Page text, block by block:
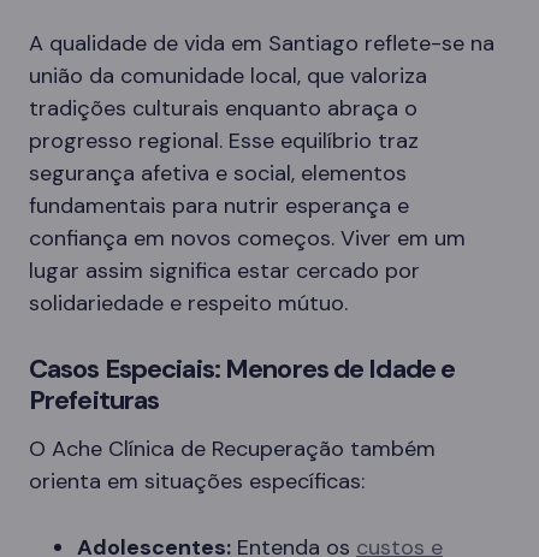
A qualidade de vida em Santiago reflete-se na
união da comunidade local, que valoriza
tradições culturais enquanto abraça o
progresso regional. Esse equilíbrio traz
segurança afetiva e social, elementos
fundamentais para nutrir esperança e
confiança em novos começos. Viver em um
lugar assim significa estar cercado por
solidariedade e respeito mútuo.
Casos Especiais: Menores de Idade e
Prefeituras
O Ache Clínica de Recuperação também
orienta em situações específicas:
Adolescentes: Entenda os custos e